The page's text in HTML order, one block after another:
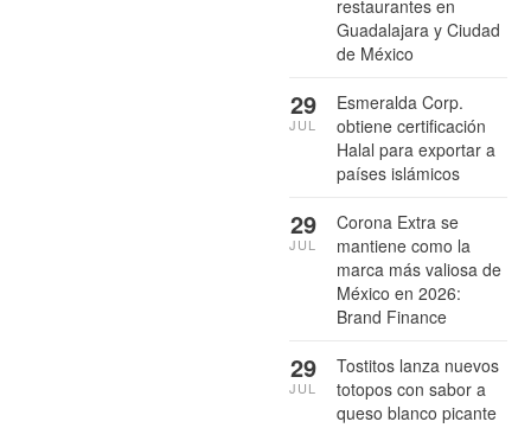
restaurantes en
Guadalajara y Ciudad
de México
Esmeralda Corp.
obtiene certificación
Halal para exportar a
países islámicos
29
JUL
Corona Extra se
mantiene como la
marca más valiosa de
México en 2026:
Brand Finance
29
JUL
Tostitos lanza nuevos
totopos con sabor a
queso blanco picante
29
JUL